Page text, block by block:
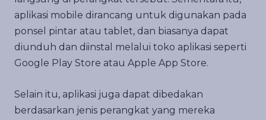
aplikasi mobile dirancang untuk digunakan pada
ponsel pintar atau tablet, dan biasanya dapat
diunduh dan diinstal melalui toko aplikasi seperti
Google Play Store atau Apple App Store.
Selain itu, aplikasi juga dapat dibedakan
berdasarkan jenis perangkat yang mereka